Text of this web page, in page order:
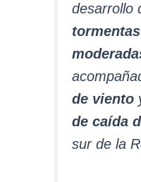
desarrollo
de viento
de caída
sur de la